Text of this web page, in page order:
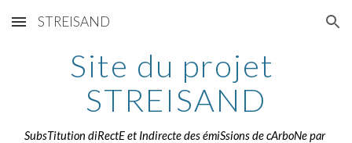
Skip to main content Skip to navigation
STREISAND
Site du projet
STREISAND
SubsTitution diRectE et Indirecte des émiSsions de cArboNe par